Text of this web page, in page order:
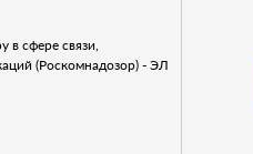
в сфере связи,
(Роскомнадозор) - ЭЛ